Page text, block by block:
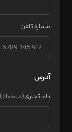
شماره تلفن
آدرس
نام تجاری(دلخواه)